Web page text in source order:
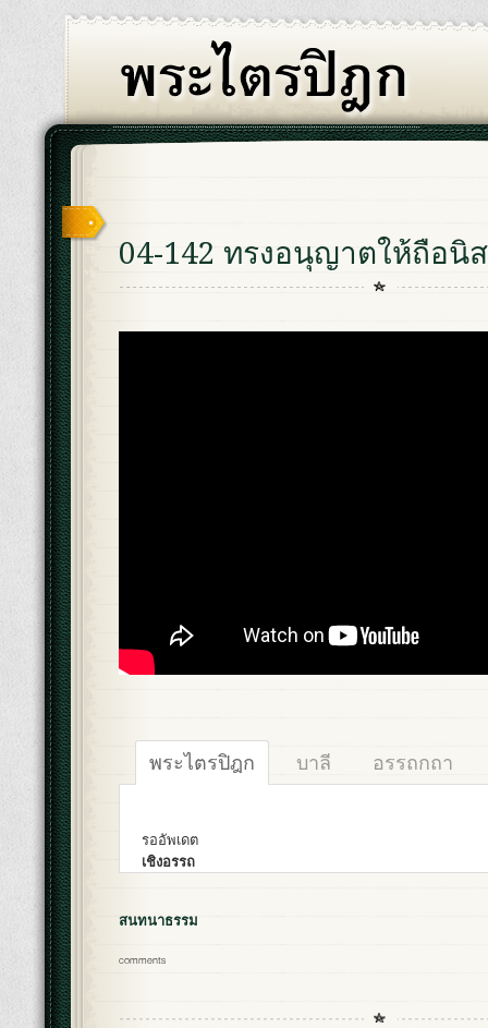
04-142 ทรงอนุญาตให้ถือนิ
พระไตรปิฎก บาลี อรรถกถา
รออัพเดต
เชิงอรรถ
สนทนาธรรม
comments